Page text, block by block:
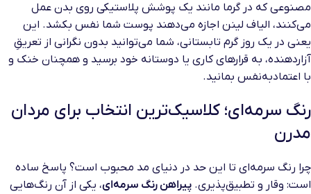
مصنوعی که در گرما مانند یک پوشش پلاستیکی روی بدن عمل
می‌کنند، الیاف لینن اجازه می‌دهند پوست شما نفس بکشد. این
یعنی در یک روز گرم تابستانی، شما می‌توانید بدون نگرانی از تعریقِ
آزاردهنده، به قرارهای کاری یا دوستانه خود برسید و همچنان خنک و
با اعتمادبه‌نفس بمانید.
رنگ سرمه‌ای؛ کلاسیک‌ترین انتخاب برای مردان
مدرن
چرا رنگ سرمه‌ای تا این حد در دنیای مد محبوب است؟ پاسخ ساده
است: وقار و تطبیق‌پذیری. پیراهن رنگ سرمه‌ای، یکی از آن رنگ‌هایی